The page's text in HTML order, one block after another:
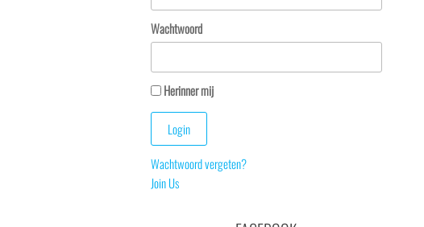
Wachtwoord
Herinner mij
Wachtwoord vergeten?
Join Us